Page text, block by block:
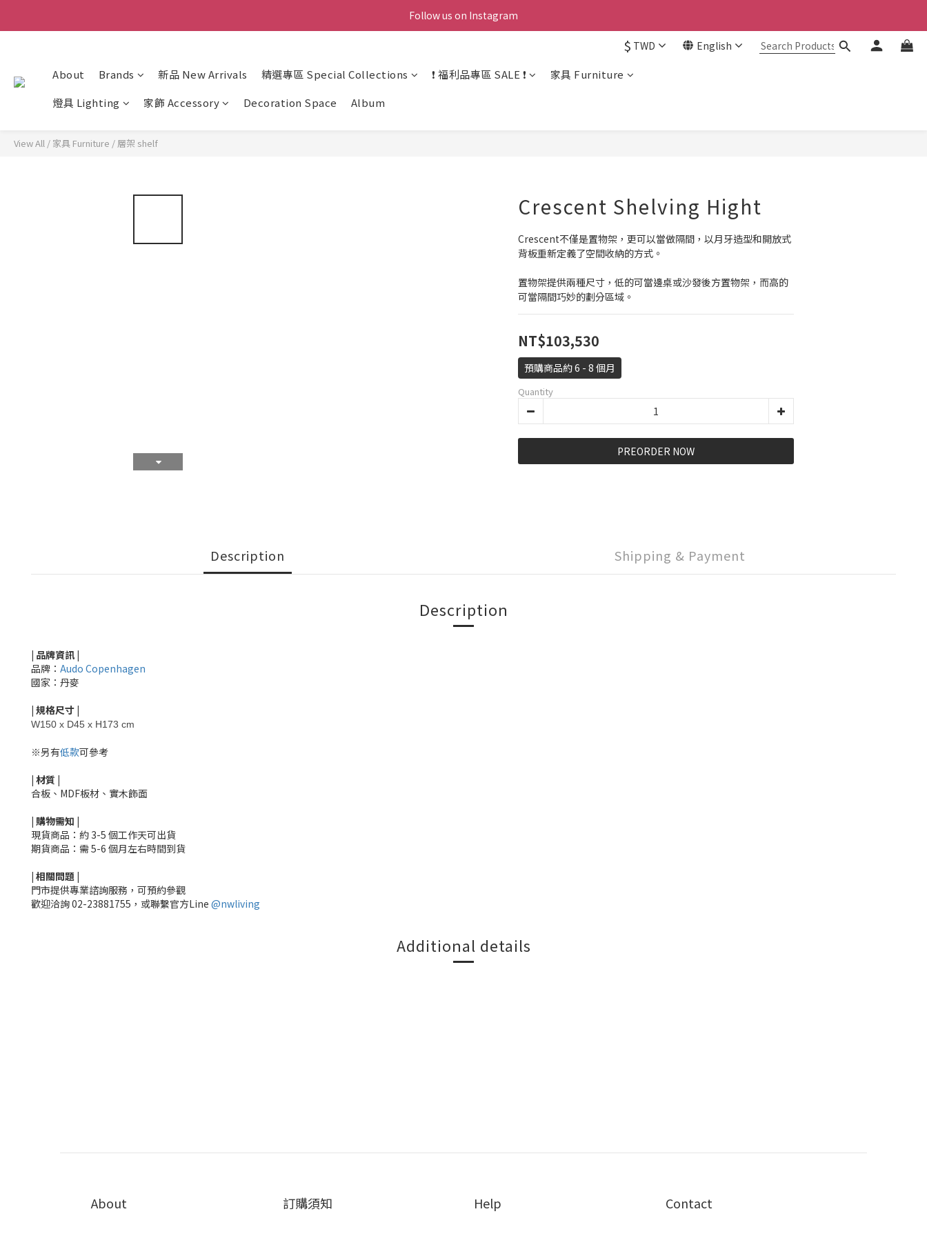
Follow us on Instagram
$ TWD English
About Brands 新品 New Arrivals 精選專區 Special Collections ❗ 福利品專區 SALE ❗
家具 Furniture
燈具 Lighting
家飾 Accessory Decoration Space Album
View All / 家具 Furniture / 層架 shelf
Crescent Shelving Hight
Crescent不僅是置物架，更可以當做隔間，以月牙造型和開放式
背板重新定義了空間收納的方式。
置物架提供兩種尺寸，低的可當邊桌或沙發後方置物架，而高的
可當隔間巧妙的劃分區域。
NT$103,530
預購商品約 6 - 8 個月
Quantity
PREORDER NOW
Description Shipping & Payment
Description
| 品牌資訊 |
品牌： Audo Copenhagen
國家：丹麥
| 規格尺寸 |
W150 x D45 x H173 cm
※另有低款可參考
| 材質 |
合板、MDF板材、實木飾面
| 購物需知 |
現貨商品：約 3-5 個工作天可出貨
期貨商品：需 5-6 個月左右時間到貨
| 相關問題 |
門市提供專業諮詢服務，可預約參觀
歡迎洽詢02-23881755， 或聯繫官方Line @nwliving
Additional details
About 訂購須知 Help Contact